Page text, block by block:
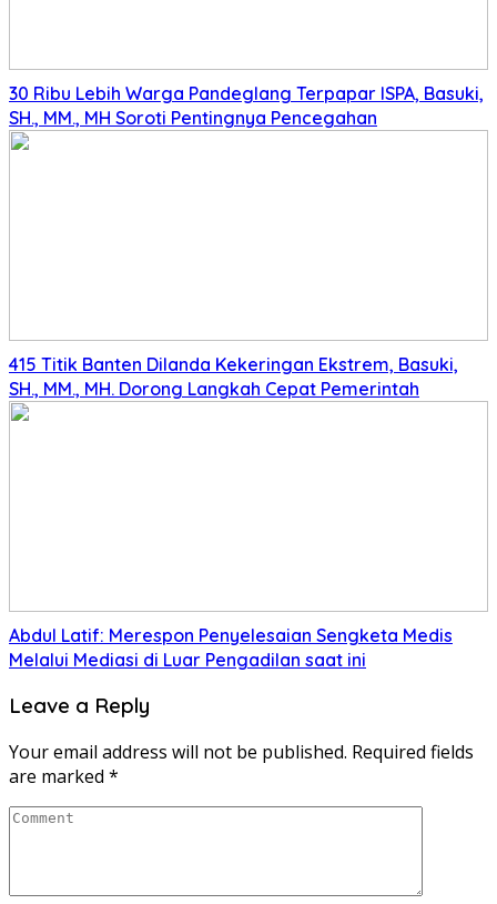
30 Ribu Lebih Warga Pandeglang Terpapar ISPA, Basuki,
SH., MM., MH Soroti Pentingnya Pencegahan
415 Titik Banten Dilanda Kekeringan Ekstrem, Basuki,
SH., MM., MH. Dorong Langkah Cepat Pemerintah
Abdul Latif: Merespon Penyelesaian Sengketa Medis
Melalui Mediasi di Luar Pengadilan saat ini
Leave a Reply
Your email address will not be published. Required fields
are marked *